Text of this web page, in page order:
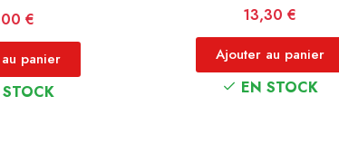
€
panier
Prix
13,30 €
Ajouter au panier
EN STOCK